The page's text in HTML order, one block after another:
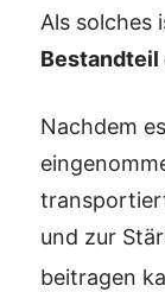
Als solches
Bestandteil
Nachdem
und zur
beitragen